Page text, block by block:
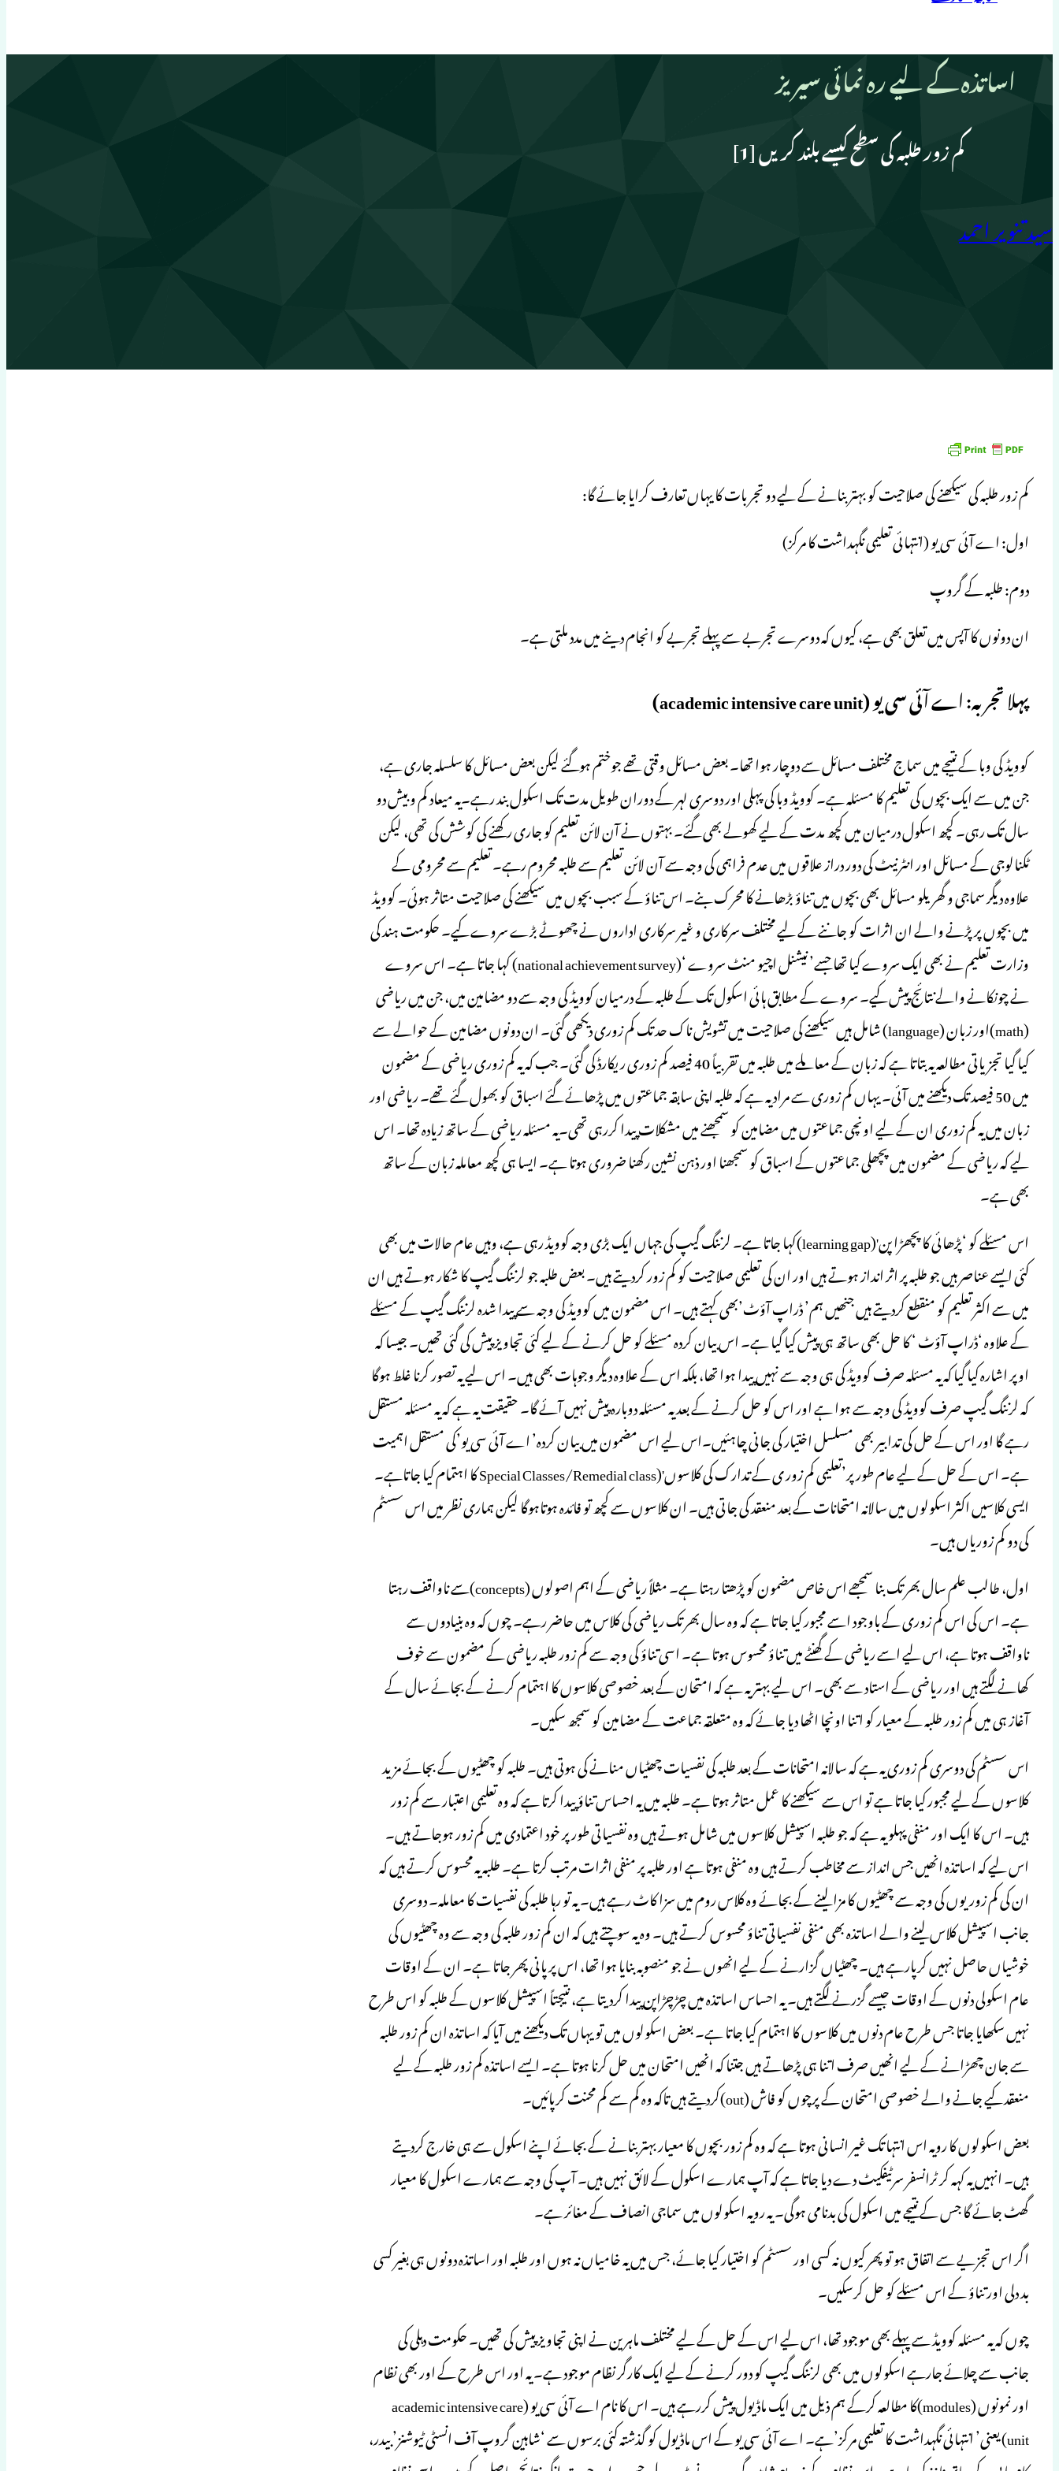
اساتذہ کے لیے رہ نمائی سیریز
کم زور طلبہ کی سطح کیسے بلند کریں [1]
سید تنویر احمد
کم زور طلبہ کی سیکھنے کی صلاحیت کو بہتر بنانے کے لیے دو تجربات کا یہاں تعارف کرایا جائے گا:
اول: اے آئی سی یو (انتہائی تعلیمی نگہداشت کا مرکز)
دوم: طلبہ کے گروپ
ان دونوں کا آپس میں تعلق بھی ہے، کیوں کہ دوسرے تجربے سے پہلے تجربے کو انجام دینے میں مدد ملتی ہے۔
پہلا تجربہ: اے آئی سی یو (academic intensive care unit)
کوویڈ کی وبا کے نتیجے میں سماج مختلف مسائل سے دوچار ہوا تھا۔ بعض مسائل وقتی تھے جوختم ہوگئے لیکن بعض مسائل کا سلسلہ جاری ہے،
جن میں سے ایک بچوں کی تعلیم کا مسئلہ ہے۔ کوویڈ وبا کی پہلی اور دوسری لہر کے دوران طویل مدت تک اسکول بند رہے۔یہ میعاد کم و بیش دو
سال تک رہی۔ کچھ اسکول درمیان میں کچھ مدت کے لیے کھولے بھی گئے۔ بہتوں نے آن لائن تعلیم کو جاری رکھنے کی کوشش کی تھی، لیکن
ٹکنالوجی کے مسائل اور انٹرنیٹ کی دور دراز علاقوں میں عدم فراہمی کی وجہ سے آن لائن تعلیم سے طلبہ محروم رہے۔ تعلیم سے محرومی کے
علاوہ دیگر سماجی و گھریلو مسائل بھی بچوں میں تناؤ بڑھانے کا محرک بنے۔ اس تناؤ کے سبب بچوں میں سیکھنے کی صلاحیت متاثر ہوئی۔ کوویڈ
میں بچوں پر پڑنے والے ان اثرات کو جاننے کے لیے مختلف سرکاری و غیر سرکاری اداروں نے چھوٹے بڑے سروے کیے۔ حکومت ہند کی
وزارت تعلیم نے بھی ایک سروے کیا تھا جسے’ نیشنل اچیو منٹ سروے ‘(national achievement survey) کہا جاتا ہے۔ اس سروے
نے چونکانے والے نتائج پیش کیے۔ سروے کے مطابق ہائی اسکول تک کے طلبہ کے درمیان کوویڈ کی وجہ سے دو مضامین میں، جن میں ریاضی
(math)اور زبان (language) شامل ہیں سیکھنے کی صلاحیت میں تشویش ناک حد تک کم زوری دیکھی گئی۔ ان دونوں مضامین کے حوالے سے
کیا گیا تجزیاتی مطالعہ یہ بتاتا ہے کہ زبان کے معاملے میں طلبہ میں تقربیاً 40 فیصد کم زوری ریکارڈ کی گئی۔ جب کہ یہ کم زوری ریاضی کے مضمون
میں 50 فیصد تک دیکھنے میں آئی۔ یہاں کم زوری سے مراد یہ ہے کہ طلبہ اپنی سابقہ جماعتوں میں پڑھائے گئے اسباق کو بھول گئے تھے۔ ریاضی اور
زبان میں یہ کم زوری ان کے لیے اونچی جماعتوں میں مضامین کو سمجھنے میں مشکلات پیدا کررہی تھی۔یہ مسئلہ ریاضی کے ساتھ زیادہ تھا۔ اس
لیے کہ ریاضی کے مضمون میں پچھلی جماعتوں کے اسباق کو سمجھنا اور ذہن نشین رکھنا ضروری ہوتا ہے۔ ایسا ہی کچھ معاملہ زبان کے ساتھ
بھی ہے۔
اس مسئلے کو ‘پڑھائی کا پچھڑا پن'(learning gap)کہا جاتا ہے۔ لرننگ گیپ کی جہاں ایک بڑی وجہ کوویڈ رہی ہے، وہیں عام حالات میں بھی
کئی ایسے عناصر ہیں جو طلبہ پر اثر انداز ہوتے ہیں اور ان کی تعلیمی صلاحیت کو کم زور کردیتے ہیں۔ بعض طلبہ جو لرننگ گیپ کا شکار ہوتے ہیں ان
میں سے اکثر تعلیم کو منقطع کردیتے ہیں جنھیں ہم’ ڈراپ آؤٹ’بھی کہتے ہیں۔ اس مضمون میں کوویڈ کی وجہ سے پیدا شدہ لرننگ گیپ کے مسئلے
کے علاوہ ‘ڈراپ آؤٹ ‘ کا حل بھی ساتھ ہی پیش کیا گیا ہے۔ اس بیان کردہ مسئلے کو حل کرنے کے لیے کئی تجاویز پیش کی گئی تھیں۔ جیسا کہ
اوپر اشارہ کیا گیا کہ یہ مسئلہ صرف کوویڈ کی ہی وجہ سے نہیں پیدا ہوا تھا، بلکہ اس کے علاوہ دیگر وجوہات بھی ہیں۔ اس لیے یہ تصور کرنا غلط ہوگا
کہ لرننگ گیپ صرف کوویڈ کی وجہ سے ہوا ہے اور اس کو حل کرنے کے بعد یہ مسئلہ دوبارہ پیش نہیں آئے گا۔ حقیقت یہ ہے کہ یہ مسئلہ مستقل
رہے گا اور اس کے حل کی تدابیر بھی مسلسل اختیار کی جانی چاہئیں۔اس لیے اس مضمون میں بیان کردہ’ اے آئی سی یو’کی مستقل اہمیت
ہے۔ اس کے حل کے لیے عام طور پر’تعلیمی کم زور ی کے تدارک کی کلاسوں'(Special Classes/Remedial class کا اہتمام کیا جاتاہے۔
ایسی کلاسیں اکثر اسکولوں میں سالانہ امتحانات کے بعد منعقد کی جاتی ہیں۔ ان کلاسوں سے کچھ تو فائدہ ہوتاہوگا لیکن ہماری نظر میں اس سسٹم
کی دو کم زوریاں ہیں۔
اول، طالب علم سال بھر تک بنا سمجھے اس خاص مضمون کو پڑھتا رہتا ہے۔ مثلاً ریاضی کے اہم اصولوں (concepts)سے ناواقف رہتا
ہے۔ اس کی اس کم زوری کے باوجود اسے مجبور کیا جاتا ہے کہ وہ سال بھر تک ریاضی کی کلاس میں حاضر رہے۔ چوں کہ وہ بنیادوں سے
ناواقف ہوتا ہے، اس لیے اسے ریاضی کے گھنٹے میں تناؤ محسوس ہوتا ہے۔ اسی تناؤ کی وجہ سے کم زور طلبہ ریاضی کے مضمون سے خوف
کھانے لگتے ہیں اور ریاضی کے استاد سے بھی۔ اس لیے بہتر یہ ہے کہ امتحان کے بعد خصوصی کلاسوں کا اہتمام کرنے کے بجائے سال کے
آغاز ہی میں کم زور طلبہ کے معیار کو اتنا اونچا اٹھا دیا جائے کہ وہ متعلقہ جماعت کے مضامین کو سمجھ سکیں۔
اس سسٹم کی دوسری کم زوری یہ ہے کہ سالانہ امتحانات کے بعد طلبہ کی نفسیات چھٹیاں منانے کی ہوتی ہیں۔ طلبہ کو چھٹیوں کے بجائے مزید
کلاسوں کے لیے مجبور کیا جاتا ہے تو اس سے سیکھنے کا عمل متاثر ہوتا ہے۔ طلبہ میں یہ احساس تناؤ پیدا کرتا ہے کہ وہ تعلیمی اعتبار سے کم زور
ہیں۔ اس کا ایک اور منفی پہلو یہ ہے کہ جو طلبہ اسپیشل کلاسوں میں شامل ہوتے ہیں وہ نفسیاتی طور پر خود اعتمادی میں کم زور ہوجاتے ہیں۔
اس لیے کہ اساتذہ انھیں جس انداز سے مخاطب کرتے ہیں وہ منفی ہوتا ہے اور طلبہ پر منفی اثرات مرتب کرتا ہے۔ طلبہ یہ محسوس کرتے ہیں کہ
ان کی کم زوریوں کی وجہ سے چھٹیوں کا مزا لینے کے بجائے وہ کلاس روم میں سزا کاٹ رہے ہیں۔ یہ تو رہا طلبہ کی نفسیات کا معاملہ۔ دوسری
جانب اسپیشل کلاس لینے والے اساتذہ بھی منفی نفسیاتی تناؤ محسوس کرتے ہیں۔ وہ یہ سوچتے ہیں کہ ان کم زور طلبہ کی وجہ سے وہ چھٹیوں کی
خوشیاں حاصل نہیں کرپارہے ہیں۔ چھٹیاں گزارنے کے لیے انھوں نے جو منصوبہ بنایا ہوا تھا، اس پر پانی پھر جاتا ہے۔ ان کے اوقات
عام اسکولی دنوں کے اوقات جیسے گزرنے لگتے ہیں۔ یہ احساس اساتذہ میں چڑچڑاپن پیدا کردیتا ہے، نتیجتاً اسپیشل کلاسوں کے طلبہ کو اس طرح
نہیں سکھایا جاتا جس طرح عام دنوں میں کلاسوں کا اہتمام کیا جاتا ہے۔ بعض اسکولوں میں تو یہاں تک دیکھنے میں آیا کہ اساتذہ ان کم زور طلبہ
سے جان چھڑانے کے لیے انھیں صرف اتنا ہی پڑھاتے ہیں جتنا کہ انھیں امتحان میں حل کرنا ہوتا ہے۔ ایسے اساتذہ کم زور طلبہ کے لیے
منعقد کیے جانے والے خصوصی امتحان کے پرچوں کو فاش (out)کردیتے ہیں تاکہ وہ کم سے کم محنت کرپائیں۔
بعض اسکولوں کا رویہ اس انتہا تک غیر انسانی ہوتا ہے کہ وہ کم زور بچوں کا معیار بہتر بنانے کے بجائے اپنے اسکول سے ہی خارج کردیتے
ہیں۔ انہیں یہ کہہ کر ٹرانسفر سرٹیفکیٹ دے دیا جاتا ہے کہ آپ ہمارے اسکول کے لائق نہیں ہیں۔ آپ کی وجہ سے ہمارے اسکول کا معیار
گھٹ جائے گا جس کے نتیجے میں اسکول کی بدنامی ہوگی۔ یہ رویہ اسکولوں میں سماجی انصاف کے مغائر ہے۔
اگر اس تجزیے سے اتفاق ہو تو پھر کیوں نہ کسی اور سسٹم کو اختیار کیا جائے، جس میں یہ خامیاں نہ ہوں اور طلبہ اور اساتذہ دونوں ہی بغیر کسی
بد دلی اور تناؤ کے اس مسئلے کو حل کرسکیں۔
چوں کہ یہ مسئلہ کوویڈ سے پہلے بھی موجود تھا، اس لیے اس کے حل کے لیے مختلف ماہرین نے اپنی تجاویز پیش کی تھیں۔ حکومت دہلی کی
جانب سے چلائے جارہے اسکولوں میں بھی لرننگ گیپ کو دور کرنے کے لیے ایک کارگر نظام موجود ہے۔ یہ اور اس طرح کے اور بھی نظام
اور نمونوں (modules)کا مطالعہ کرکے ہم ذیل میں ایک ماڈیول پیش کررہے ہیں۔ اس کا نام اے آئی سی یو (academic intensive care
unit) یعنی’ انتہائی نگہداشت کا تعلیمی مرکز’ہے۔ اے آئی سی یو کے اس ماڈیول کو گذشتہ کئی برسوں سے ‘شاہین گروپ آف انسٹی ٹیوشنز’ بیدر،